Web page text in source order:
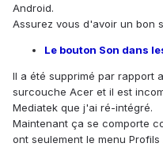
Android.
Assurez vous d'avoir un bon
Le bouton Son dans
Il a été supprimé par rapport
surcouche Acer et il est
Mediatek que j'ai ré-intégré.
Maintenant ça se comporte
ont seulement le menu Profils